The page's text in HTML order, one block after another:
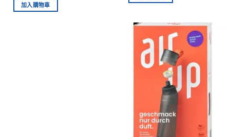
加入購物車